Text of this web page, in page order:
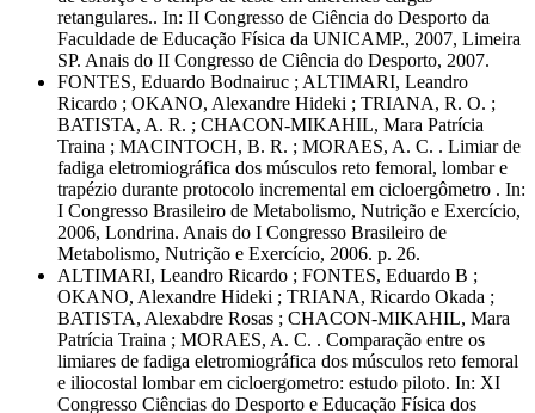
retangulares.. In: II Congresso de Ciência do Desporto da
Faculdade de Educação Física da UNICAMP., 2007, Limeira
SP. Anais do II Congresso de Ciência do Desporto, 2007.
FONTES, Eduardo Bodnairuc ; ALTIMARI, Leandro
Ricardo ; OKANO, Alexandre Hideki ; TRIANA, R. O. ;
BATISTA, A. R. ; CHACON-MIKAHIL, Mara Patrícia
Traina ; MACINTOCH, B. R. ; MORAES, A. C. . Limiar de
fadiga eletromiográfica dos músculos reto femoral, lombar e
trapézio durante protocolo incremental em cicloergômetro . In:
I Congresso Brasileiro de Metabolismo, Nutrição e Exercício,
2006, Londrina. Anais do I Congresso Brasileiro de
Metabolismo, Nutrição e Exercício, 2006. p. 26.
ALTIMARI, Leandro Ricardo ; FONTES, Eduardo B ;
OKANO, Alexandre Hideki ; TRIANA, Ricardo Okada ;
BATISTA, Alexabdre Rosas ; CHACON-MIKAHIL, Mara
Patrícia Traina ; MORAES, A. C. . Comparação entre os
limiares de fadiga eletromiográfica dos músculos reto femoral
e iliocostal lombar em cicloergometro: estudo piloto. In: XI
Congresso Ciências do Desporto e Educação Física dos